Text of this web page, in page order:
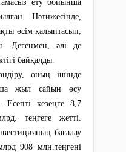
ету бойынша
Нәтижесінде,
өсім қалыптасып,
Дегенмен, әлі де
байқалды.
оның ішінде
жыл сайын өсу
Есепті кезеңге 8,7
теңгеге жетті.
бағалау
908 млн.теңгені